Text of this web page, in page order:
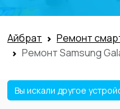
Айбрат Ремонт
Ремонт Samsung
Вы искали другое